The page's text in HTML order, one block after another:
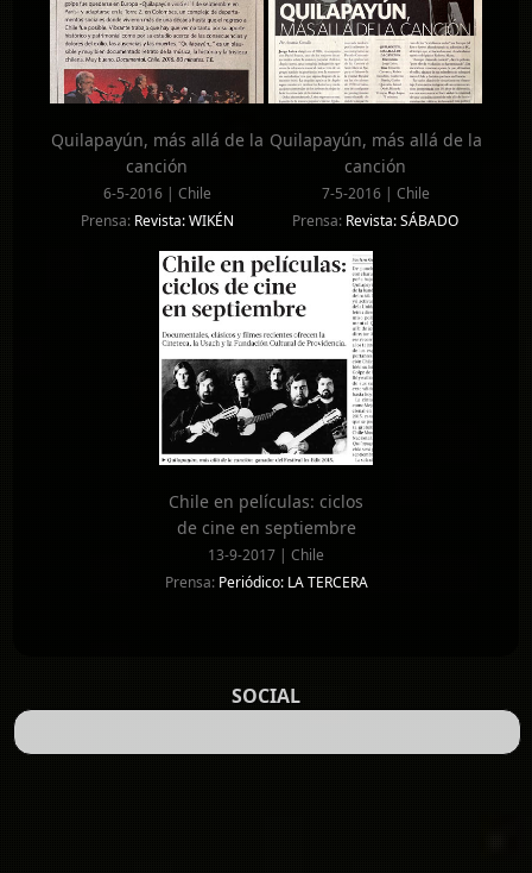
Quilapayún, más allá de la
canción
6-5-2016 | Chile
Prensa: Revista: WIKÉN
Quilapayún, más allá de la
canción
7-5-2016 | Chile
Prensa: Revista: SÁBADO
Chile en películas: ciclos
de cine en septiembre
13-9-2017 | Chile
Prensa: Periódico: LA TERCERA
SOCIAL